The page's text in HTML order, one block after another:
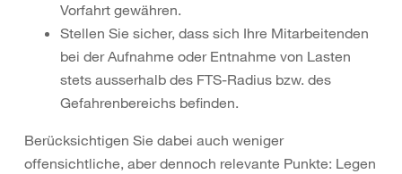
Vorfahrt gewähren.
Stellen Sie sicher, dass sich Ihre Mitarbeitenden
bei der Aufnahme oder Entnahme von Lasten
stets ausserhalb des FTS-Radius bzw. des
Gefahrenbereichs befinden.
Berücksichtigen Sie dabei auch weniger
offensichtliche, aber dennoch relevante Punkte: Legen